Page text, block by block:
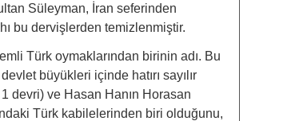
Süleyman, İran seferinden
bu dervişlerden temizlenmiştir.
Türk oymaklarından birinin adı. Bu
büyükleri içinde hatırı sayılır
devri) ve Hasan Hanın Horasan
Türk kabilelerinden biri olduğunu,